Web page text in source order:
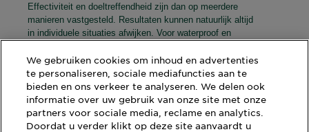
Effectiviteit en doeltreffendheid zijn dan op meerdere
manieren vastgesteld. Resultaten kunnen natuurlijk altijd
in individuele situaties afwijken. Voor waterproof en
water, namelijk de Micelliar water in olie. Misschien dat
dit Micellair water beter aan je verwachtingen zal doen.
We gebruiken cookies om inhoud en advertenties
te personaliseren, sociale mediafuncties aan te
bieden en ons verkeer te analyseren. We delen ook
informatie over uw gebruik van onze site met onze
partners voor sociale media, reclame en analytics.
Doordat u verder klikt op deze site aanvaardt u